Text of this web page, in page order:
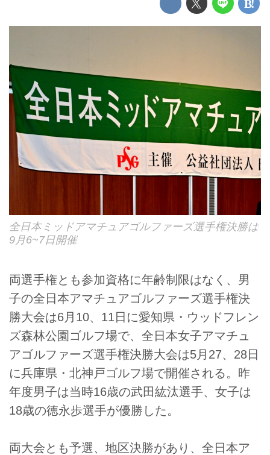
全日本ミッドアマチュアゴルファーズ選手権決勝は
9月6~7日開催
両選手権とも参加資格に年齢制限はなく、男
子の全日本アマチュアゴルファーズ選手権決
勝大会は6月10、11日に愛知県・ウッドフレン
ズ森林公園ゴルフ場で、全日本女子アマチュ
アゴルファーズ選手権決勝大会は5月27、28日
に兵庫県・北神戸ゴルフ場で開催される。昨
年度男子は当時16歳の武田紘汰選手、女子は
18歳の徳永歩選手が優勝した。
両大会とも予選、地区決勝があり、全日本ア